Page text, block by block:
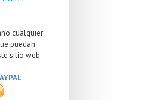
cualquier
puedan
sitio web.